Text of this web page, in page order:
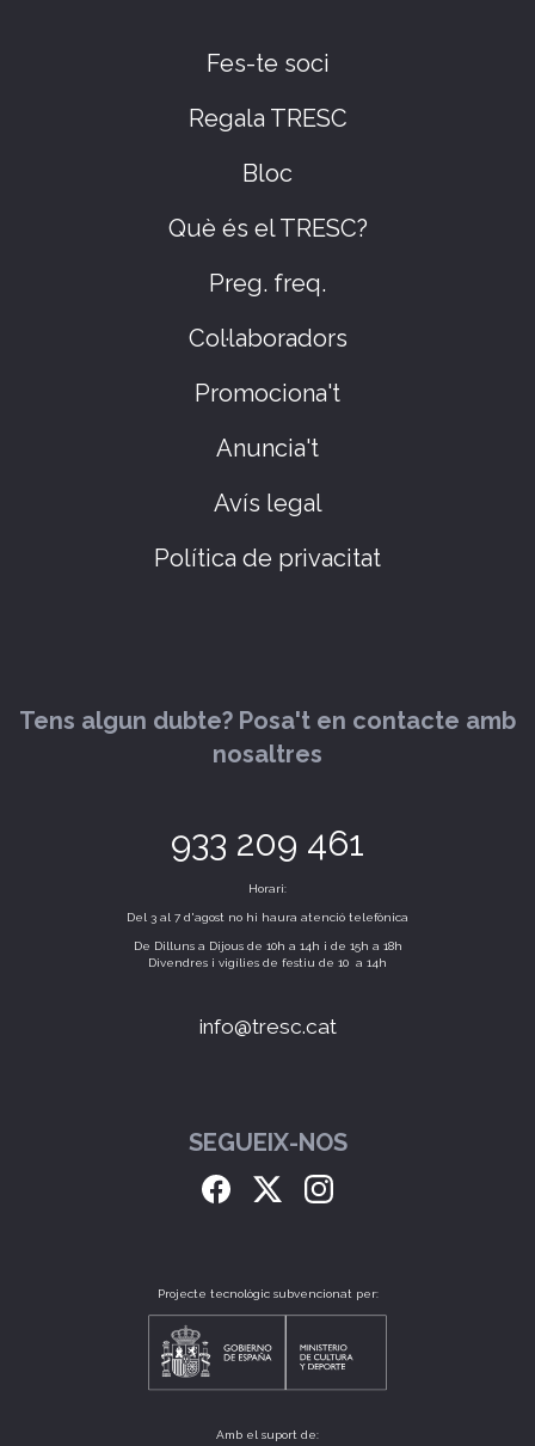
Fes-te soci
Regala TRESC
Bloc
Què és el TRESC?
Preg. freq.
Col·laboradors
Promociona't
Anuncia't
Avís legal
Política de privacitat
Tens algun dubte? Posa't en contacte amb
nosaltres
933 209 461
Horari:
Del 3 al 7 d'agost no hi haura atenció telefònica
De Dilluns a Dijous de 10h a 14h i de 15h a 18h
Divendres i vigílies de festiu de 10 a 14h
info@tresc.cat
SEGUEIX-NOS
Projecte tecnològic subvencionat per:
Amb el suport de: